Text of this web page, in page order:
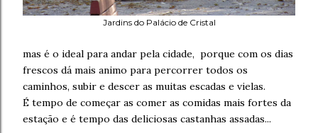
Jardins do Palácio de Cristal
mas é o ideal para andar pela cidade, porque com os dias
frescos dá mais animo para percorrer todos os
caminhos, subir e descer as muitas escadas e vielas.
É tempo de começar as comer as comidas mais fortes da
estação e é tempo das deliciosas castanhas assadas...